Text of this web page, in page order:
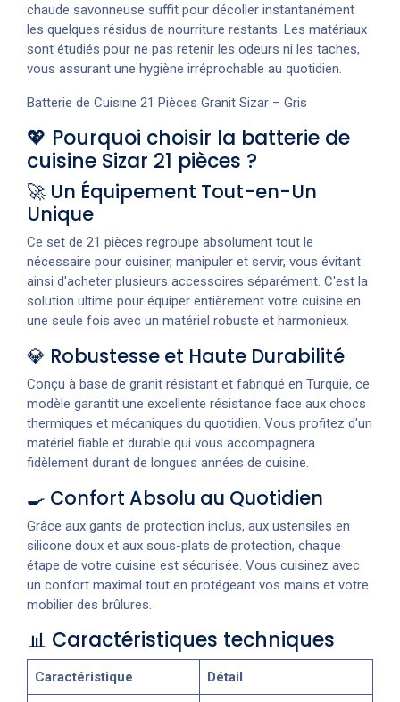
chaude savonneuse suffit pour décoller instantanément
les quelques résidus de nourriture restants. Les matériaux
sont étudiés pour ne pas retenir les odeurs ni les taches,
vous assurant une hygiène irréprochable au quotidien.
Batterie de Cuisine 21 Pièces Granit Sizar – Gris
💖 Pourquoi choisir la batterie de
cuisine Sizar 21 pièces ?
🚀 Un Équipement Tout-en-Un
Unique
Ce set de 21 pièces regroupe absolument tout le
nécessaire pour cuisiner, manipuler et servir, vous évitant
ainsi d'acheter plusieurs accessoires séparément. C'est la
solution ultime pour équiper entièrement votre cuisine en
une seule fois avec un matériel robuste et harmonieux.
💎 Robustesse et Haute Durabilité
Conçu à base de granit résistant et fabriqué en Turquie, ce
modèle garantit une excellente résistance face aux chocs
thermiques et mécaniques du quotidien. Vous profitez d'un
matériel fiable et durable qui vous accompagnera
fidèlement durant de longues années de cuisine.
🍳 Confort Absolu au Quotidien
Grâce aux gants de protection inclus, aux ustensiles en
silicone doux et aux sous-plats de protection, chaque
étape de votre cuisine est sécurisée. Vous cuisinez avec
un confort maximal tout en protégeant vos mains et votre
mobilier des brûlures.
📊 Caractéristiques techniques
Caractéristique Détail